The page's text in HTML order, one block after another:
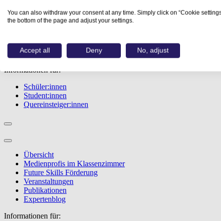
Übersicht
Berufe
Studiengänge
Berufstest
Bewerbungstipps
Informationen für:
Schüler:innen
Student:innen
Quereinsteiger:innen
Übersicht
Medienprofis im Klassenzimmer
Future Skills Förderung
Veranstaltungen
Publikationen
Expertenblog
Informationen für:
You can also withdraw your consent at any time. Simply click on “Cookie
the bottom of the page and adjust your settings.
Accept all Deny No, adjust